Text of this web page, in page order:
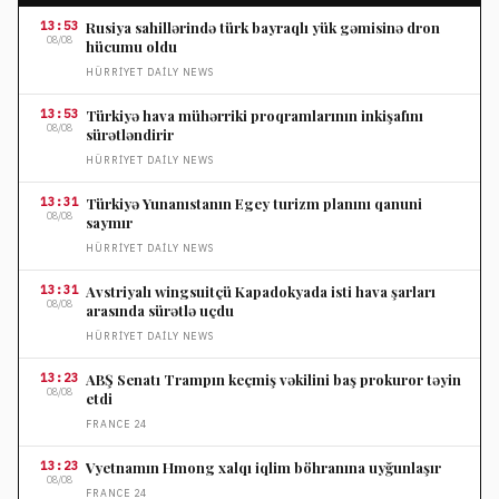
13:53
08/08
Rusiya sahillərində türk bayraqlı yük gəmisinə dron
hücumu oldu
HÜRRIYET DAILY NEWS
13:53
08/08
Türkiyə hava mühərriki proqramlarının inkişafını
sürətləndirir
HÜRRIYET DAILY NEWS
13:31
08/08
Türkiyə Yunanıstanın Egey turizm planını qanuni
saymır
HÜRRIYET DAILY NEWS
13:31
08/08
Avstriyalı wingsuitçü Kapadokyada isti hava şarları
arasında sürətlə uçdu
HÜRRIYET DAILY NEWS
13:23
08/08
ABŞ Senatı Trampın keçmiş vəkilini baş prokuror təyin
etdi
FRANCE 24
13:23
08/08
Vyetnamın Hmong xalqı iqlim böhranına uyğunlaşır
FRANCE 24